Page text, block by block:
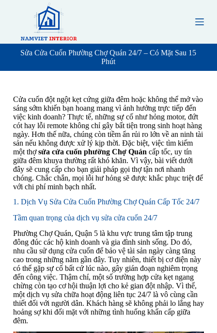
t
o
Sửa Cửa Cuốn Phường Chợ Quán 24/7 – Có Mặt Sau 15
Phút
Cửa cuốn đột ngột kẹt cứng giữa đêm hoặc không thể mở vào
sáng sớm khiến bạn hoang mang vì ảnh hưởng trực tiếp đến
việc kinh doanh? Thực tế, những sự cố như hỏng motor, đứt
cót hay lỗi remote không chỉ gây bất tiện trong sinh hoạt hàng
ngày. Hơn thế nữa, chúng còn tiềm ẩn rủi ro lớn về an ninh tài
sản nếu không được xử lý kịp thời. Đặc biệt, việc tìm kiếm
một thợsửa cửa cuốn phường Chợ Quán cấp tốc, uy tín
giữa đêm khuya thường rất khó khăn. Vì vậy, bài viết dưới
đây sẽ cung cấp cho bạn giải pháp gọi thợ tận nơi nhanh
chóng. Chắc chắn, mọi lỗi hư hỏng sẽ được khắc phục triệt để
với chi phí minh bạch nhất.
1. Dịch Vụ Sửa Cửa Cuốn Phường Chợ Quán Cấp Tốc 24/7
Tầm quan trọng của dịch vụ sửa cửa cuốn 24/7
Phường Chợ Quán, Quận 5 là khu vực trung tâm tập trung
đông đúc các hộ kinh doanh và gia đình sinh sống. Do đó,
nhu cầu sử dụng cửa cuốn để bảo vệ tài sản ngày càng tăng
cao trong những năm gần đây. Tuy nhiên, thiết bị cơ điện này
có thể gặp sự cố bất cứ lúc nào, gây gián đoạn nghiêm trọng
đến công việc. Thậm chí, một số trường hợp cửa kẹt ngang
chừng còn tạo cơ hội thuận lợi cho kẻ gian đột nhập. Vì thế,
một dịch vụ sửa chữa hoạt động liên tục 24/7 là vô cùng cần
thiết đối với người dân. Khách hàng sẽ không phải lo lắng hay
hoảng sợ khi đối mặt với những tình huống khẩn cấp giữa
đêm.